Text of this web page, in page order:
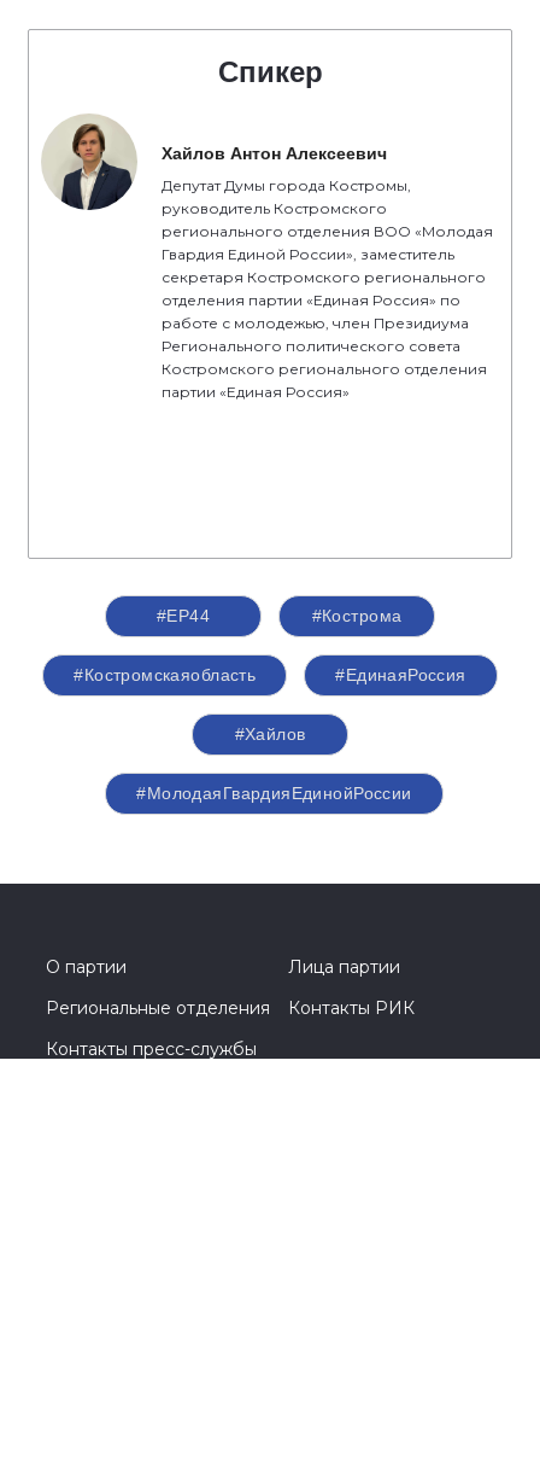
Спикер
Хайлов Антон Алексеевич
Депутат Думы города Костромы,
руководитель Костромского
регионального отделения ВОО «Молодая
Гвардия Единой России», заместитель
секретаря Костромского регионального
отделения партии «Единая Россия» по
работе с молодежью, член Президиума
Регионального политического совета
Костромского регионального отделения
партии «Единая Россия»
#ЕР44 #Кострома
#Костромскаяобласть #‎ЕдинаяРоссия
#Хайлов
#МолодаяГвардияЕдинойРоссии
О партии
Лица партии
Региональные отделения
Контакты РИК
Контакты пресс-службы